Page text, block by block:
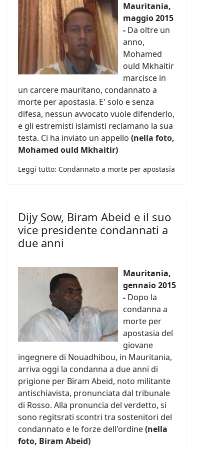
Mauritania,
maggio 2015
- Da oltre un
anno,
Mohamed
ould Mkhaitir
marcisce in
un carcere mauritano, condannato a
morte per apostasia. E' solo e senza
difesa, nessun avvocato vuole difenderlo,
e gli estremisti islamisti reclamano la sua
testa. Ci ha inviato un appello (nella foto,
Mohamed ould Mkhaitir)
Leggi tutto: Condannato a morte per apostasia
Dijy Sow, Biram Abeid e il suo
vice presidente condannati a
due anni
Mauritania,
gennaio 2015
- Dopo la
condanna a
morte per
apostasia del
giovane
ingegnere di Nouadhibou, in Mauritania,
arriva oggi la condanna a due anni di
prigione per Biram Abeid, noto militante
antischiavista, pronunciata dal tribunale
di Rosso. Alla pronuncia del verdetto, si
sono regitsrati scontri tra sostenitori del
condannato e le forze dell'ordine(nella
foto, Biram Abeid)